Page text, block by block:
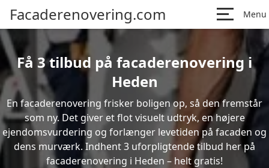
Facaderenovering.com Menu
Få 3 tilbud på facaderenovering i
Heden
En facaderenovering frisker boligen op, så den fremstår
som ny. Det giver et flot visuelt udtryk, en højere
ejendomsvurdering og forlænger levetiden på facaden og
dens murværk. Indhent 3 uforpligtende tilbud her på
facaderenovering i Heden – helt gratis!